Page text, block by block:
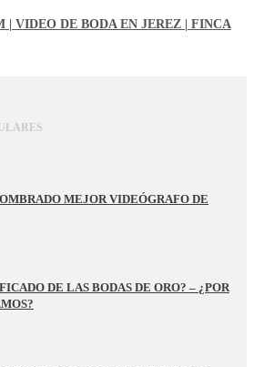
| VIDEO DE BODA EN JEREZ | FINCA
MEJOR VIDEÓGRAFO DE
DE LAS BODAS DE ORO? – ¿POR